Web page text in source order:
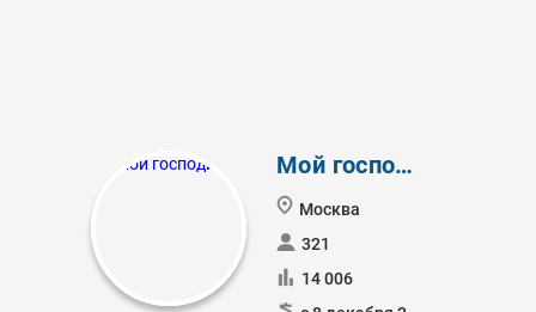
Мой господин
Москва
321
14 006